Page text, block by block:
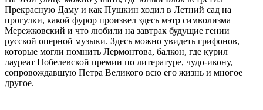
Прекрасную Даму и как Пушкин ходил в Летний сад на
прогулки, какой фурор произвел здесь мэтр символизма
Мережковский и что любили на завтрак будущие гении
русской оперной музыки. Здесь можно увидеть грифонов,
которые могли помнить Лермонтова, балкон, где курил
лауреат Нобелевской премии по литературе, чудо-икону,
сопровождавшую Петра Великого всю его жизнь и многое
другое.